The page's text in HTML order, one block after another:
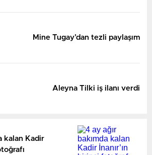
Mine Tugay’dan tezli paylaşım
Aleyna Tilki iş ilanı verdi
kalan Kadir